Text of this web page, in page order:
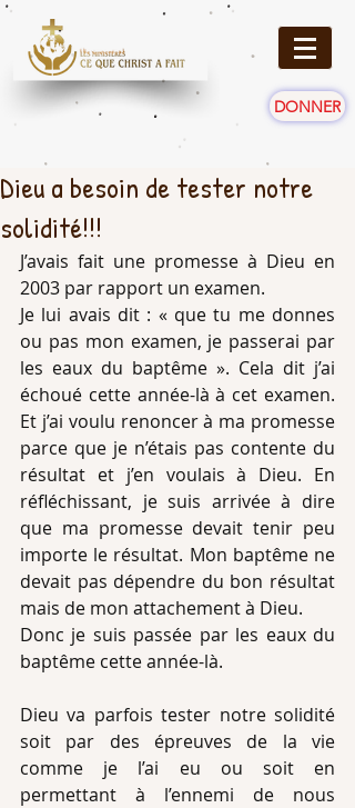
DONNER
Dieu a besoin de tester notre
solidité!!!
J’avais fait une promesse à Dieu en
2003 par rapport un examen.
Je lui avais dit : « que tu me donnes
ou pas mon examen, je passerai par
les eaux du baptême ». Cela dit j’ai
échoué cette année-là à cet examen.
Et j’ai voulu renoncer à ma promesse
parce que je n’étais pas contente du
résultat et j’en voulais à Dieu. En
réfléchissant, je suis arrivée à dire
que ma promesse devait tenir peu
importe le résultat. Mon baptême ne
devait pas dépendre du bon résultat
mais de mon attachement à Dieu.
Donc je suis passée par les eaux du
baptême cette année-là.
Dieu va parfois tester notre solidité
soit par des épreuves de la vie
comme je l’ai eu ou soit en
permettant à l’ennemi de nous